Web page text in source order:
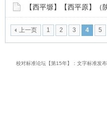
【西平塬】【西平原】（
上一页 1 2 3 4 5
校对标准论坛【第15年】：文字标准发